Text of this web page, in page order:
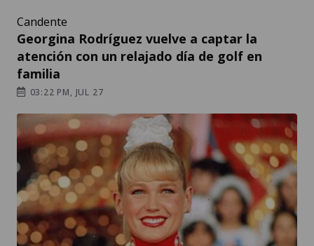
Candente
Georgina Rodríguez vuelve a captar la
atención con un relajado día de golf en
familia
03:22 PM, JUL 27